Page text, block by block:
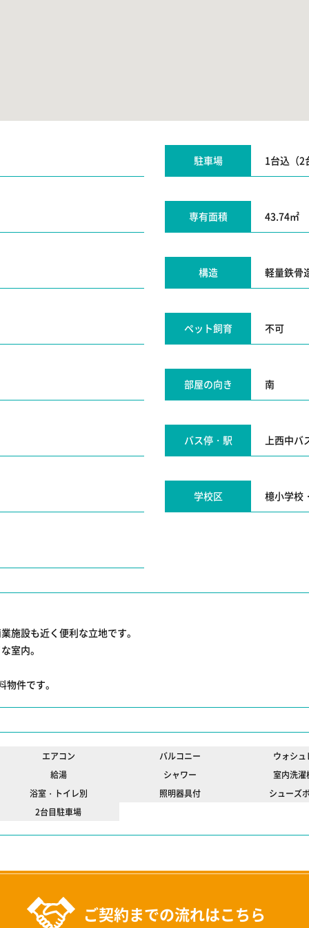
駐車場 1台込（2
専有面積 43.74㎡
構造 軽量鉄骨
ペット飼育 不可
部屋の向き 南
バス停・駅 上西中バ
学校区 檍小学校 ・
施設も近く便利な立地です。
室内。
件です。
エアコン バルコニー ウォシュ
給湯
シャワー 室内洗濯
浴室・トイレ別
照明器具付 シューズ
2台目駐車場
ご契約までの流れはこちら